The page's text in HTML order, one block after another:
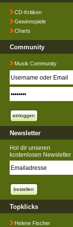
CD-Kritiken
Gewinnspiele
Charts
Community
Musik Community
Newsletter
Hol dir unseren
kostenlosen Newsletter
Topklicks
Helene Fischer